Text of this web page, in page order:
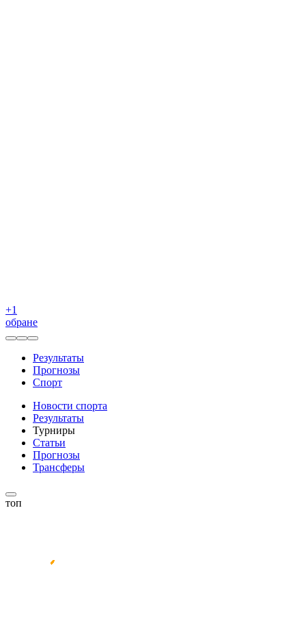
+1
обране
Результаты
Прогнозы
Спорт
Новости спорта
Результаты
Турниры
Статьи
Прогнозы
Трансферы
топ